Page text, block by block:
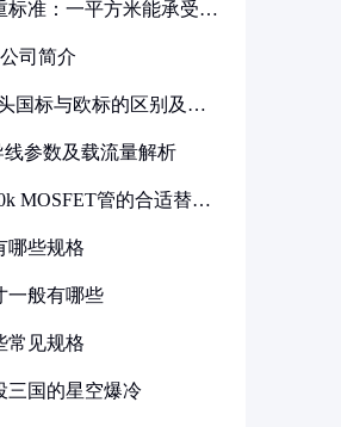
标准：一平方米能承受多
司简介
国标与欧标的区别及其
线参数及载流量解析
MOSFET管的合适替代
哪些规格
一般有哪些
常见规格
三国的星空爆冷